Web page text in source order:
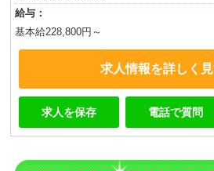
給与：
基本給228,800円～
求人情報を詳しく
求人を保存 電話で質問